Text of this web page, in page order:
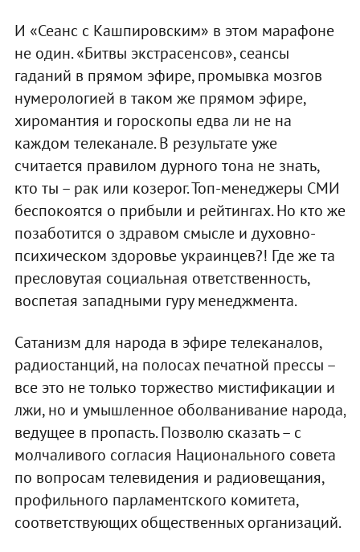
И «Сеанс с Кашпировским» в этом марафоне
не один. «Битвы экстрасенсов», сеансы
гаданий в прямом эфире, промывка мозгов
нумерологией в таком же прямом эфире,
хиромантия и гороскопы едва ли не на
каждом телеканале. В результате уже
считается правилом дурного тона не знать,
кто ты – рак или козерог. Топ-менеджеры СМИ
беспокоятся о прибыли и рейтингах. Но кто же
позаботится о здравом смысле и духовно-
психическом здоровье украинцев?! Где же та
пресловутая социальная ответственность,
воспетая западными гуру менеджмента.
Сатанизм для народа в эфире телеканалов,
радиостанций, на полосах печатной прессы –
все это не только торжество мистификации и
лжи, но и умышленное оболванивание народа,
ведущее в пропасть. Позволю сказать – с
молчаливого согласия Национального совета
по вопросам телевидения и радиовещания,
профильного парламентского комитета,
соответствующих общественных организаций.